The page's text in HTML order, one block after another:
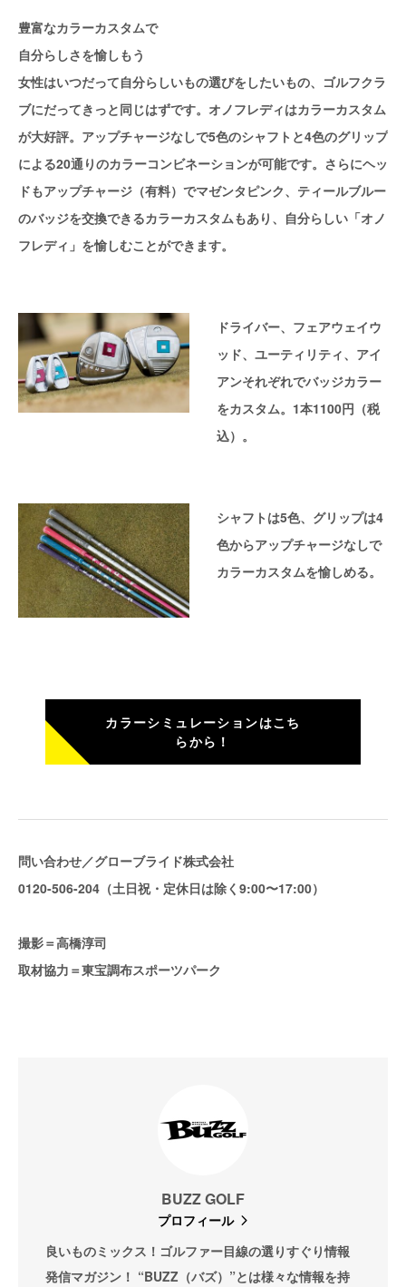
豊富なカラーカスタムで
自分らしさを愉しもう
女性はいつだって自分らしいもの選びをしたいもの、ゴルフクラ
ブにだってきっと同じはずです。オノフレディはカラーカスタム
が大好評。アップチャージなしで5色のシャフトと4色のグリップ
による20通りのカラーコンビネーションが可能です。さらにヘッ
ドもアップチャージ（有料）でマゼンタピンク、ティールブルー
のバッジを交換できるカラーカスタムもあり、自分らしい「オノ
フレディ」を愉しむことができます。
ドライバー、フェアウェイウ
ッド、ユーティリティ、アイ
アンそれぞれでバッジカラー
をカスタム。1本1100円（税
込）。
シャフトは5色、グリップは4
色からアップチャージなしで
カラーカスタムを愉しめる。
カラーシミュレーションはこち
らから！
問い合わせ／グローブライド株式会社
0120-506-204（土日祝・定休日は除く9:00〜17:00）
撮影＝高橋淳司
取材協力＝東宝調布スポーツパーク
BUZZ GOLF
プロフィール
良いものミックス！ゴルファー目線の選りすぐり情報
発信マガジン！ “BUZZ（バズ）”とは様々な情報を持